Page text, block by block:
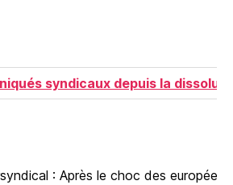
syndicaux depuis la
: Après le choc des